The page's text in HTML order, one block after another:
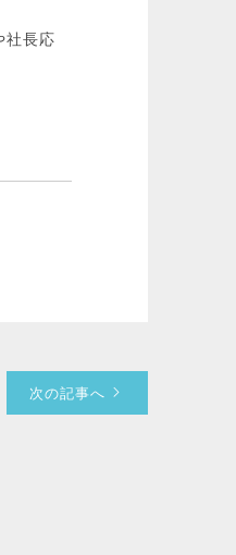
社長応
次の記事へ